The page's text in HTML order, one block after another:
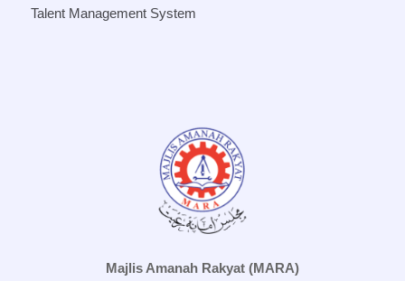
Talent Management System
Majlis Amanah Rakyat (MARA)